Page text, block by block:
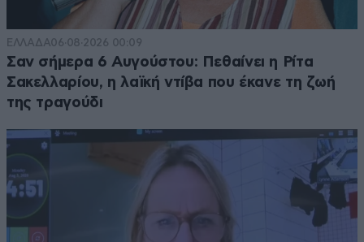
ΕΛΛΑΔΑ06·08·2026 00:09
Σαν σήμερα 6 Αυγούστου: Πεθαίνει η Ρίτα
Σακελλαρίου, η λαϊκή ντίβα που έκανε τη ζωή
της τραγούδι